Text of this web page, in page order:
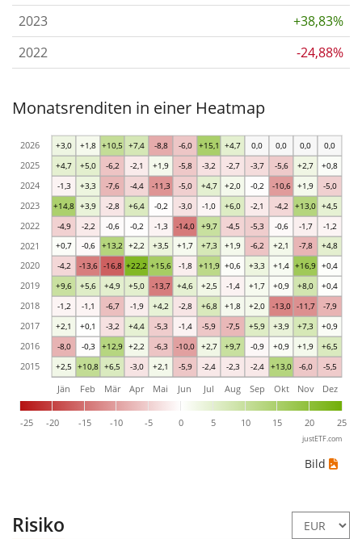
2023
+38,83%
2022
-24,88%
Monatsrenditen in einer Heatmap
+2,5 +10,8 +6,5 -3,0 +2,1 -5,9 -2,4 -2,3 -2,4 +13,0 -6,0 -5,5
-8,0 -0,3 +12,9 +2,2 -6,3 -10,0 +2,7 +9,7 -0,9 +0,9 +1,9 +6,5
+2,1 +0,1 -3,2 +4,4 -5,3 -1,4 -5,9 -7,5 +5,9 +3,9 +7,3 +0,9
-1,2 -1,1 -6,7 -1,9 +4,2 -2,8 +6,8 +1,8 +2,0 -13,0 -11,7 -7,9
+9,6 +5,6 +4,9 +5,0 -13,7 +4,6 +2,5 -1,4 +1,7 +0,9 +8,0 +0,4
-4,2 -13,6 -16,8 +22,2 +15,6 -1,8 +11,9 +0,6 +3,3 +1,4 +16,9 +0,4
+0,7 -0,6 +13,2 +2,2 +3,5 +1,7 +7,3 +1,9 -6,2 +2,1 -7,8 +4,8
-4,9 -2,2 -0,6 -0,2 -1,3 -14,0 +9,7 -4,5 -5,3 -0,6 -1,7 -1,2
+14,8 +3,9 -2,8 +6,4 -0,2 -3,0 -1,0 +6,0 -2,1 -4,2 +13,0 +4,5
-1,3 +3,3 -7,6 -4,4 -11,3 -5,0 +4,7 +2,0 -0,2 -10,6 +1,9 -5,0
+4,7 +5,0 -6,2 -2,1 +1,9 -5,8 -3,2 -2,7 -3,7 -5,6 +2,7 +0,8
+3,0 +1,8 +10,5 +7,4 -8,8 -6,0 +15,1 +4,7 0,0 0,0 0,0 0,0
-25 -20 -15 -10 -5 0 5 10 15 20 25
Jän Feb Mär Apr Mai Jun Jul Aug Sep Okt Nov Dez
2015
2016
2017
2018
2019
2020
2021
2022
2023
2024
2025
2026
justETF.com
Bild
Risiko